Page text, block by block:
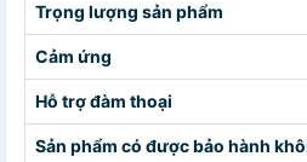
Trọng lượng sản phẩm
Cảm ứng
Hỗ trợ đàm thoại
Sản phẩm có được bảo hành